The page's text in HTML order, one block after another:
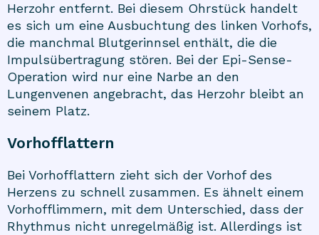
Herzohr entfernt. Bei diesem Ohrstück handelt
es sich um eine Ausbuchtung des linken Vorhofs,
die manchmal Blutgerinnsel enthält, die die
Impulsübertragung stören. Bei der Epi-Sense-
Operation wird nur eine Narbe an den
Lungenvenen angebracht, das Herzohr bleibt an
seinem Platz.
Vorhofflattern
Bei Vorhofflattern zieht sich der Vorhof des
Herzens zu schnell zusammen. Es ähnelt einem
Vorhofflimmern, mit dem Unterschied, dass der
Rhythmus nicht unregelmäßig ist. Allerdings ist